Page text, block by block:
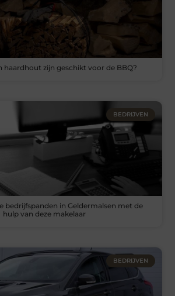
haardhout zijn geschikt voor de BBQ?
BEDRIJVEN
bedrijfspanden in Geldermalsen met de
hulp van deze makelaar
BEDRIJVEN